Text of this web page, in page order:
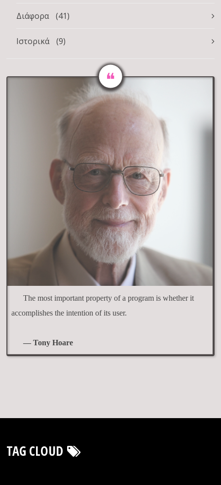
Διάφορα (41)
Ιστορικά (9)
The most important property of a program is whether it
accomplishes the intention of its user.
— Tony Hoare
TAG CLOUD